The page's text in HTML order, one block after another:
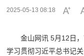
2025-05-13 08:18
金山网讯 5月12日
学习贯彻习近平总书记